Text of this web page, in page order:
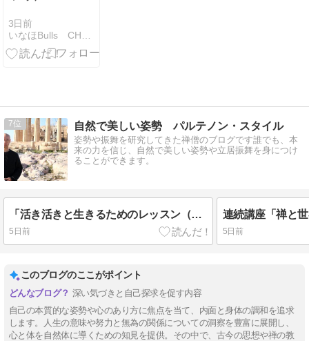
3日前
7 自然で美しい姿勢 パルテノン・スタイル
姿勢や振舞を研究してきた禅僧のブログです誰でも、本
来の力を信じ、自然で美しい姿勢や立居振舞を身につけ
ることができます。
「活き活きと生きるためのレッスン（ドラッカーのいうフィディアスのレッスン）
5日前 5日前
このブログのここがポイント
深い気づきと自己探求を促す内容
自己の本質的な姿勢や心のあり方に焦点を当て、内面と身体の調和を追求
します。人生の意味や努力と無為の関係についての洞察を豊富に展開し、
心と体を自然体に導くための知見を提供。その中で、古今の思想や禅の教